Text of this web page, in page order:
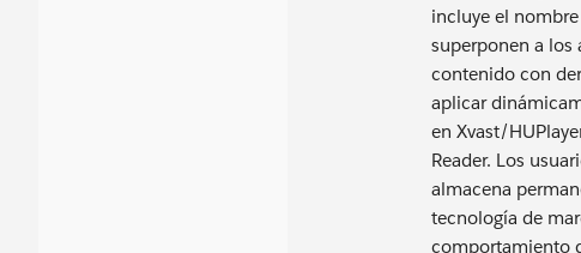
incluye el
superponen a los
contenido con
aplicar
en Xvast/
Reader. Los
almacena
tecnología de
comportamiento